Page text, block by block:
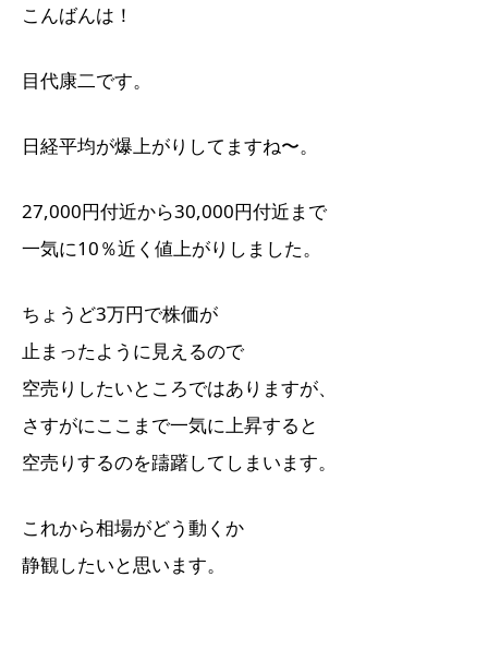
こんばんは！
目代康二です。
日経平均が爆上がりしてますね〜。
27,000円付近から30,000円付近まで
一気に10％近く値上がりしました。
ちょうど3万円で株価が
止まったように見えるので
空売りしたいところではありますが、
さすがにここまで一気に上昇すると
空売りするのを躊躇してしまいます。
これから相場がどう動くか
静観したいと思います。